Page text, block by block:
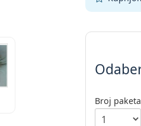
Broj paketa